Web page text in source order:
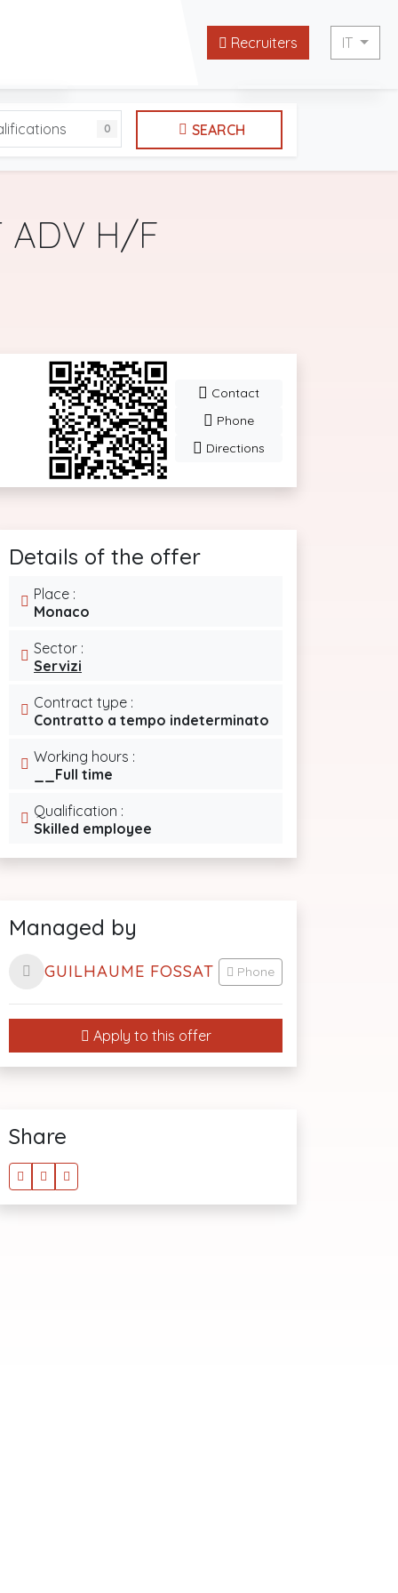
Recruiters IT
0 SEARCH
ADV H/F
Contact
Phone
Directions
Details of the offer
Place :
Monaco
Sector :
Servizi
Contract type :
Contratto a tempo indeterminato
Working hours :
__Full time
Qualification :
Skilled employee
Managed by
GUILHAUME FOSSAT Phone
Apply to this offer
Share